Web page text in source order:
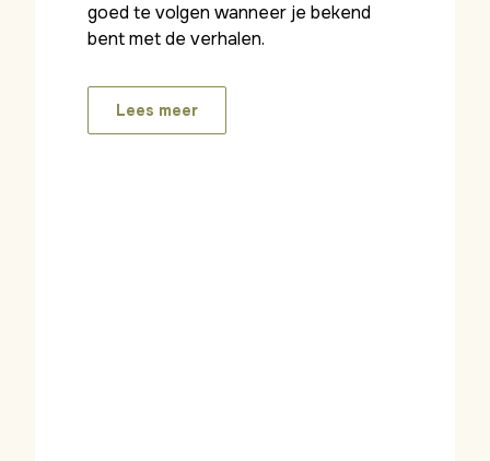
goed te volgen wanneer je bekend
bent met de verhalen.
Lees meer